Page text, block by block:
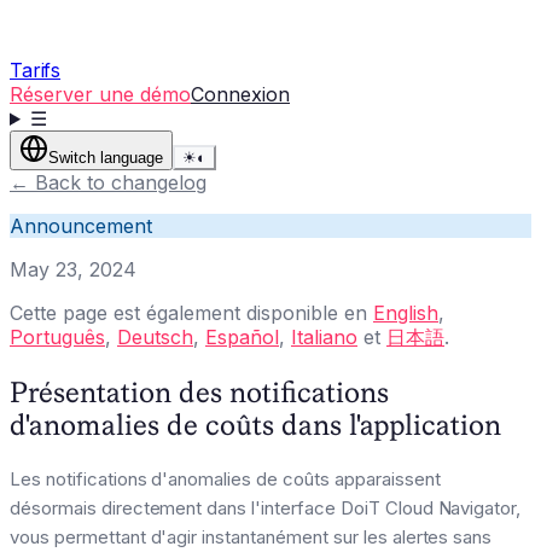
Tarifs
Réserver une démoConnexion
☰
Switch language ☀◐
← Back to changelog
Announcement
May 23, 2024
Cette page est également disponible en English,
Português, Deutsch, Español, Italiano et 日本語.
Présentation des notifications
d'anomalies de coûts dans l'application
Les notifications d'anomalies de coûts apparaissent
désormais directement dans l'interface DoiT Cloud Navigator,
vous permettant d'agir instantanément sur les alertes sans